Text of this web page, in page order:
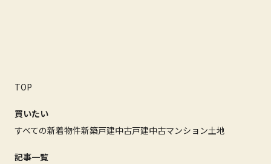
TOP
買いたい
すべての新着物件新築戸建中古戸建中古マンション土地
記事一覧